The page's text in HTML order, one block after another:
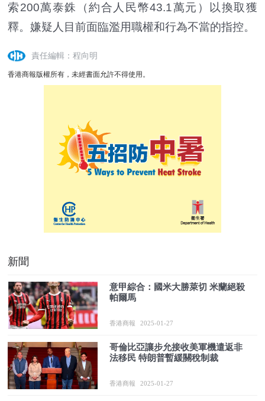
索200萬泰銖（約合人民幣43.1萬元）以換取獲
釋。嫌疑人目前面臨濫用職權和行為不當的指控。
責任編輯：程向明
香港商報版權所有，未經書面允許不得使用。
新聞
意甲綜合：國米大勝萊切 米蘭絕殺
帕爾馬
香港商報 2025-01-27
哥倫比亞讓步允接收美軍機遣返非
法移民 特朗普暫緩關稅制裁
香港商報 2025-01-27